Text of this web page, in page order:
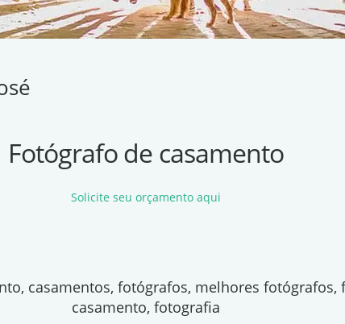
Fotógrafo de casamento
Solicite seu orçamento aqui
casamentos, fotógrafos, melhores
casamento, fotografia